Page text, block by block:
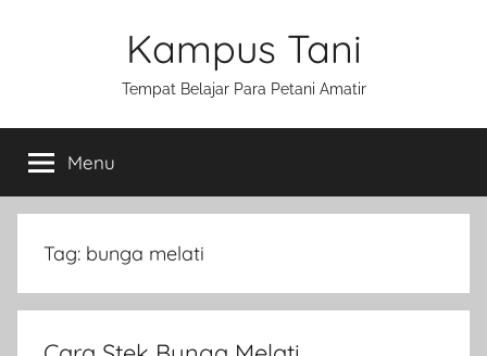
Kampus Tani
Tempat Belajar Para Petani Amatir
Menu
Tag: bunga melati